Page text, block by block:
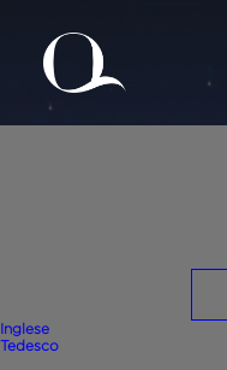
Inglese
Tedesco